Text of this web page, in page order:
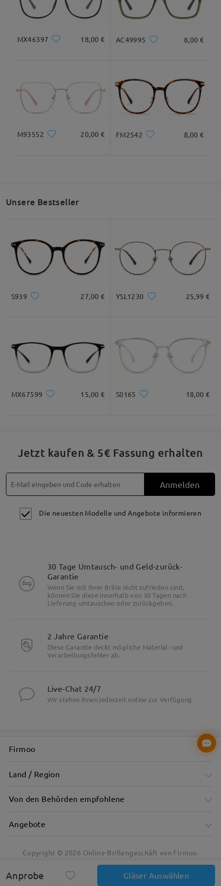
Gesamtbreite
138mm/5.43in
Bügellänge
145mm/ 5.71in
h
* Nur als Referenz
Produktbeschreibung
Besonderheiten
anzeigen
Bewertung schreiben
Geliefert
MX46397 18,00 € AC49995 8,00 €
M93552 20,00 € FM2542 8,00 €
Unsere Bestseller
S939 27,00 € YSL1230 25,99 €
MX67599 15,00 € S0165 18,00 €
Jetzt kaufen & 5€ Fassung erhalten
Anmelden
Die neuesten Modelle und Angebote informieren
Anprobe Gläser Auswählen
30 Tage Umtausch- und Geld-zurück-
Garantie
Wenn Sie mit Ihrer Brille nicht zufrieden sind,
können Sie diese innerhalb von 30 Tagen nach
Lieferung umtauschen oder zurückgeben.
2 Jahre Garantie
Diese Garantie deckt mögliche Material- und
Verarbeitungsfehler ab.
Live-Chat 24/7
Wir stehen ihnen jederzeit online zur Verfügung
Firmoo
Land / Region
Von den Behörden empfohlene
Angebote
Copyright © 2026 Online-Brillengeschäft von Firmoo.